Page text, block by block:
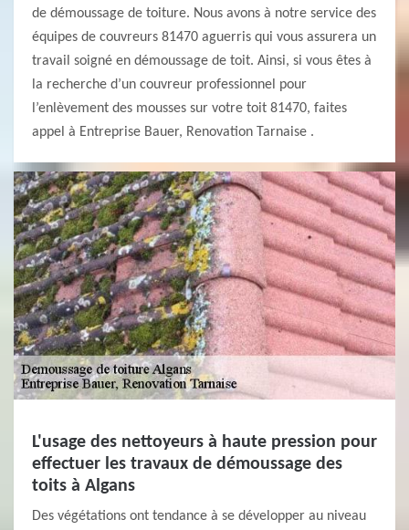
de démoussage de toiture. Nous avons à notre service des
équipes de couvreurs 81470 aguerris qui vous assurera un
travail soigné en démoussage de toit. Ainsi, si vous êtes à
la recherche d’un couvreur professionnel pour
l’enlèvement des mousses sur votre toit 81470, faites
appel à Entreprise Bauer, Renovation Tarnaise .
L'usage des nettoyeurs à haute pression pour
effectuer les travaux de démoussage des
toits à Algans
Des végétations ont tendance à se développer au niveau